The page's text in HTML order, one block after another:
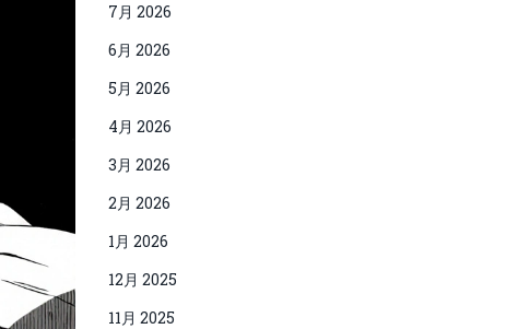
7月 2026
6月 2026
5月 2026
4月 2026
3月 2026
2月 2026
1月 2026
12月 2025
11月 2025